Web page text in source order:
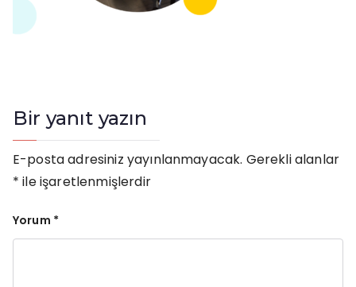
Bir yanıt yazın
E-posta adresiniz yayınlanmayacak. Gerekli alanlar
* ile işaretlenmişlerdir
Yorum *